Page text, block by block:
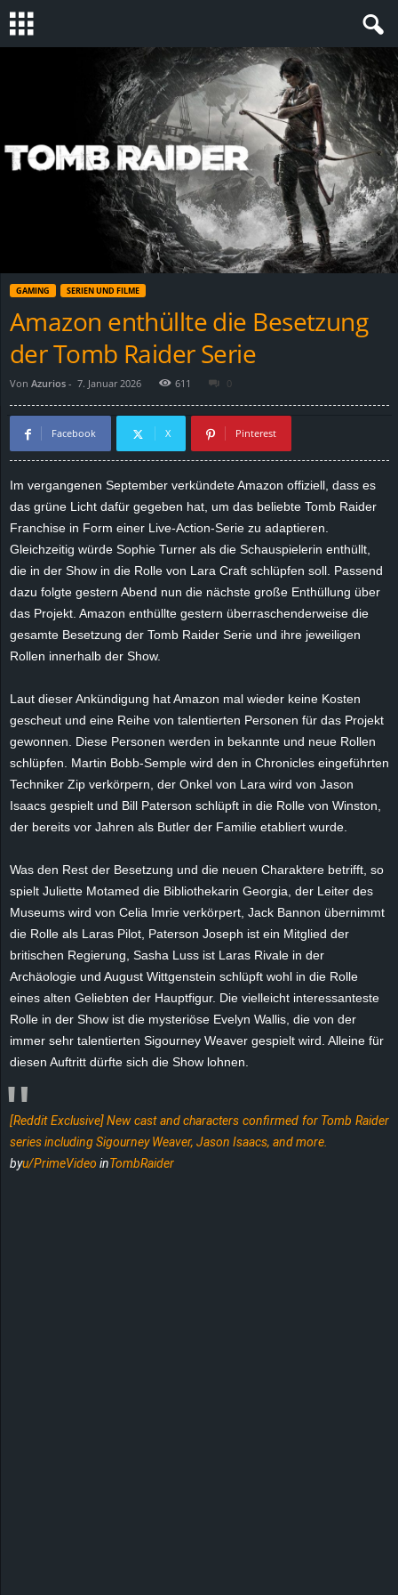
e
GAMING SERIEN UND FILME
Amazon enthüllte die Besetzung
der Tomb Raider Serie
Von Azurios - 7. Januar 2026 611 0
Facebook X Pinterest
Im vergangenen September verkündete Amazon offiziell, dass es
das grüne Licht dafür gegeben hat, um das beliebte Tomb Raider
Franchise in Form einer Live-Action-Serie zu adaptieren.
Gleichzeitig würde Sophie Turner als die Schauspielerin enthüllt,
die in der Show in die Rolle von Lara Craft schlüpfen soll. Passend
dazu folgte gestern Abend nun die nächste große Enthüllung über
das Projekt. Amazon enthüllte gestern überraschenderweise die
gesamte Besetzung der Tomb Raider Serie und ihre jeweiligen
Rollen innerhalb der Show.
Laut dieser Ankündigung hat Amazon mal wieder keine Kosten
gescheut und eine Reihe von talentierten Personen für das Projekt
gewonnen. Diese Personen werden in bekannte und neue Rollen
schlüpfen. Martin Bobb-Semple wird den in Chronicles eingeführten
Techniker Zip verkörpern, der Onkel von Lara wird von Jason
Isaacs gespielt und Bill Paterson schlüpft in die Rolle von Winston,
der bereits vor Jahren als Butler der Familie etabliert wurde.
Was den Rest der Besetzung und die neuen Charaktere betrifft, so
spielt Juliette Motamed die Bibliothekarin Georgia, der Leiter des
Museums wird von Celia Imrie verkörpert, Jack Bannon übernimmt
die Rolle als Laras Pilot, Paterson Joseph ist ein Mitglied der
britischen Regierung, Sasha Luss ist Laras Rivale in der
Archäologie und August Wittgenstein schlüpft wohl in die Rolle
eines alten Geliebten der Hauptfigur. Die vielleicht interessanteste
Rolle in der Show ist die mysteriöse Evelyn Wallis, die von der
immer sehr talentierten Sigourney Weaver gespielt wird. Alleine für
diesen Auftritt dürfte sich die Show lohnen.
[Reddit Exclusive] New cast and characters confirmed for Tomb Raider
series including Sigourney Weaver, Jason Isaacs, and more.
byu/PrimeVideo inTombRaider